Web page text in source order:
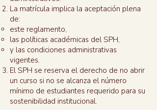
La matrícula implica la aceptación plena
de:
este reglamento,
las políticas académicas del SPH,
y las condiciones administrativas
vigentes.
El SPH se reserva el derecho de no abrir
un curso si no se alcanza el número
mínimo de estudiantes requerido para su
sostenibilidad institucional.